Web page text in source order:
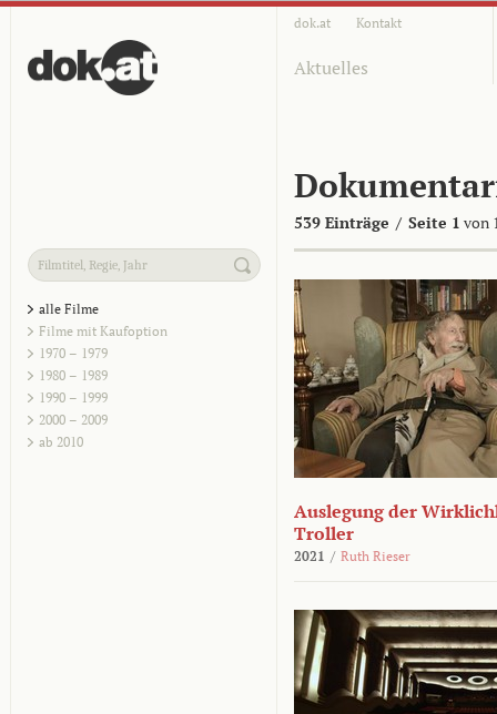
dok.at Kontakt
Aktuelles
539 Einträge / Seite 1 von
alle Filme
Filme mit Kaufoption
1970 – 1979
1980 – 1989
1990 – 1999
2000 – 2009
ab 2010
Auslegung der
Troller
2021 / Ruth Rieser